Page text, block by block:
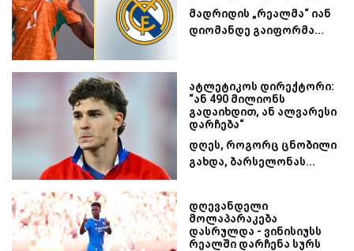
მადრიდის „რეალმა“ იან
დიომანდე გაიფორმა...
ატლეტიკოს დირექტორი:
“ან 490 მილიონს
გადაიხდით, ან ალვარესი
დარჩება“
დღეს, როგორც ცნობილი
გახდა, ბარსელონას...
დღევანდელი
მოლაპარაკება
დასრულდა - ვინისიუსს
რეალში დარჩენა სურს